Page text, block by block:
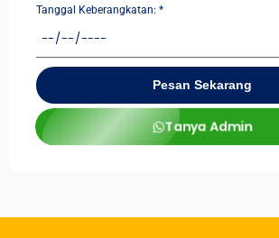
Tanggal Keberangkatan: *
Pesan Sekarang
Tanya Admin